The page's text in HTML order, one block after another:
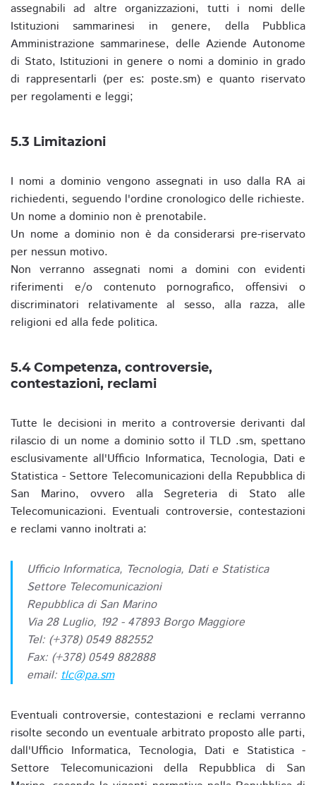
assegnabili ad altre organizzazioni, tutti i nomi delle
Istituzioni sammarinesi in genere, della Pubblica
Amministrazione sammarinese, delle Aziende Autonome
di Stato, Istituzioni in genere o nomi a dominio in grado
di rappresentarli (per es: poste.sm) e quanto riservato
per regolamenti e leggi;
5.3 Limitazioni
I nomi a dominio vengono assegnati in uso dalla RA ai
richiedenti, seguendo l'ordine cronologico delle richieste.
Un nome a dominio non è prenotabile.
Un nome a dominio non è da considerarsi pre-riservato
per nessun motivo.
Non verranno assegnati nomi a domini con evidenti
riferimenti e/o contenuto pornografico, offensivi o
discriminatori relativamente al sesso, alla razza, alle
religioni ed alla fede politica.
5.4 Competenza, controversie,
contestazioni, reclami
Tutte le decisioni in merito a controversie derivanti dal
rilascio di un nome a dominio sotto il TLD .sm, spettano
esclusivamente all'Ufficio Informatica, Tecnologia, Dati e
Statistica - Settore Telecomunicazioni della Repubblica di
San Marino, ovvero alla Segreteria di Stato alle
Telecomunicazioni. Eventuali controversie, contestazioni
e reclami vanno inoltrati a:
Ufficio Informatica, Tecnologia, Dati e Statistica
Settore Telecomunicazioni
Repubblica di San Marino
Via 28 Luglio, 192 - 47893 Borgo Maggiore
Tel: (+378) 0549 882552
Fax: (+378) 0549 882888
email: tlc@pa.sm
Eventuali controversie, contestazioni e reclami verranno
risolte secondo un eventuale arbitrato proposto alle parti,
dall'Ufficio Informatica, Tecnologia, Dati e Statistica -
Settore Telecomunicazioni della Repubblica di San